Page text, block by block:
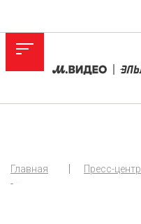
Главная Пресс-центр
-